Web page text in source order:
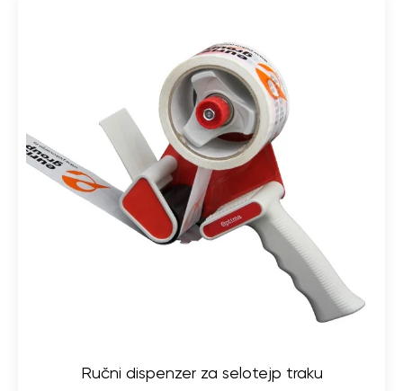
Ručni dispenzer za selotejp traku